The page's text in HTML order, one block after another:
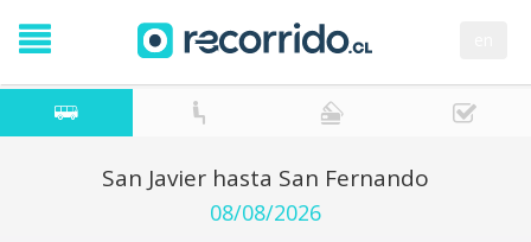
San Javier hasta San Fernando
08/08/2026